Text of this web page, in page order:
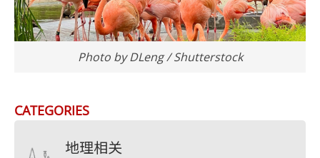
Photo by DLeng / Shutterstock
CATEGORIES
地理相关